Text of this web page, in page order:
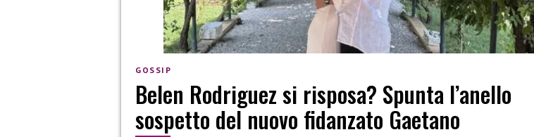
GOSSIP
Belen Rodriguez si risposa? Spunta l’anello
sospetto del nuovo fidanzato Gaetano